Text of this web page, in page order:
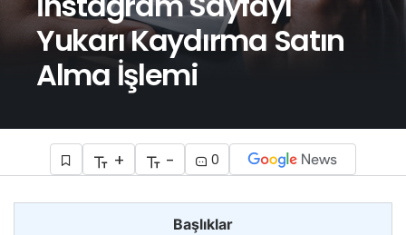
Yukarı Kaydırma Satın
Alma İşlemi
+ - 0
Başlıklar